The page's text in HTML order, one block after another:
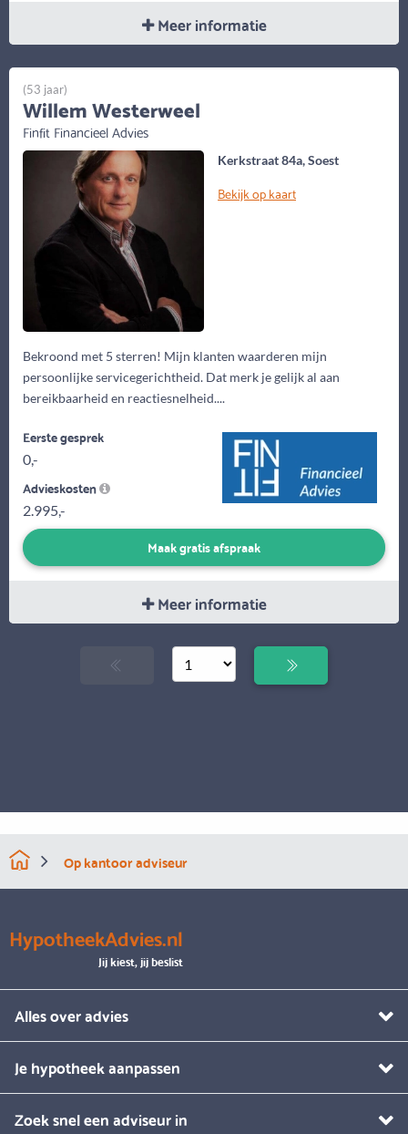
Meer informatie
Kerkstraat 84a, Soest
Bekijk op kaart
Bekroond met 5 sterren! Mijn klanten waarderen mijn
persoonlijke servicegerichtheid. Dat merk je gelijk al aan
bereikbaarheid en reactiesnelheid....
(53 jaar)
Willem Westerweel
Finfit Financieel Advies
Eerste gesprek
0,-
Advieskosten
2.995,-
Maak gratis afspraak
Meer informatie
Op kantoor adviseur
HypotheekAdvies.nl
Jij kiest, jij beslist
Alles over advies
Je hypotheek aanpassen
Zoek snel een adviseur in